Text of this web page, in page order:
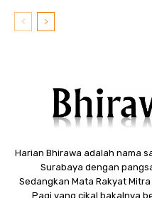
Harian Bhirawa adalah nama
Surabaya dengan
Sedangkan Mata Rakyat
Pagi yang cikal bakalnya